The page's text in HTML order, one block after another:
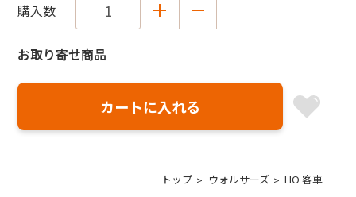
購入数
お取り寄せ商品
トップ ウォルサーズ HO 客車